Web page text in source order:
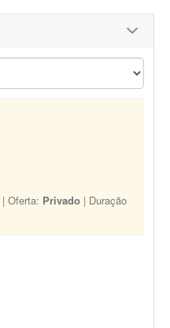
| Oferta: Privado | Duração